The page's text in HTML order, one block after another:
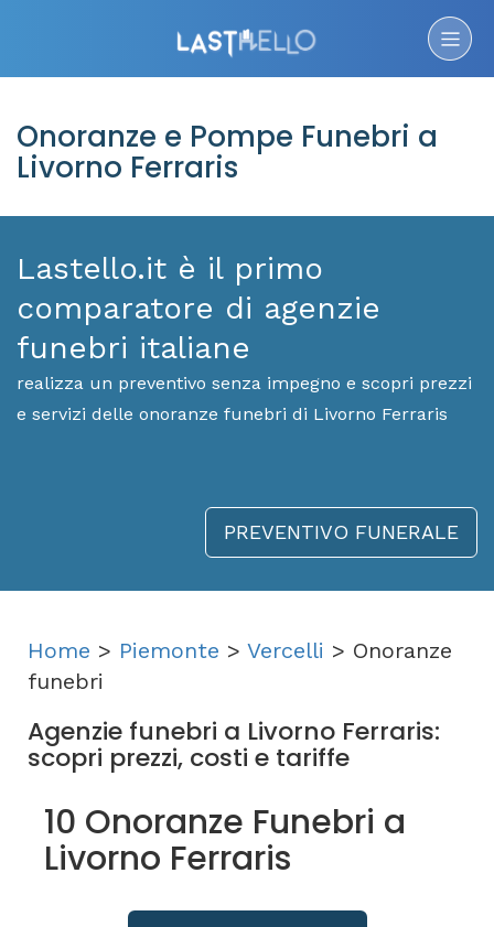
Onoranze e Pompe Funebri a
Livorno Ferraris
Lastello.it è il primo
comparatore di agenzie
funebri italiane
realizza un preventivo senza impegno e scopri prezzi
e servizi delle onoranze funebri di Livorno Ferraris
PREVENTIVO FUNERALE
Home > Piemonte > Vercelli > Onoranze
funebri
Agenzie funebri a Livorno Ferraris:
scopri prezzi, costi e tariffe
10 Onoranze Funebri a
Livorno Ferraris